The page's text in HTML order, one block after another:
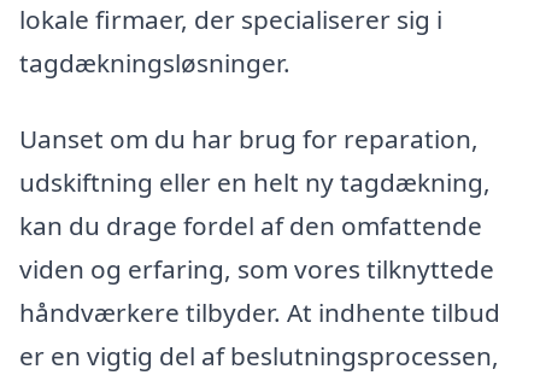
lokale firmaer, der specialiserer sig i
tagdækningsløsninger.
Uanset om du har brug for reparation,
udskiftning eller en helt ny tagdækning,
kan du drage fordel af den omfattende
viden og erfaring, som vores tilknyttede
håndværkere tilbyder. At indhente tilbud
er en vigtig del af beslutningsprocessen,